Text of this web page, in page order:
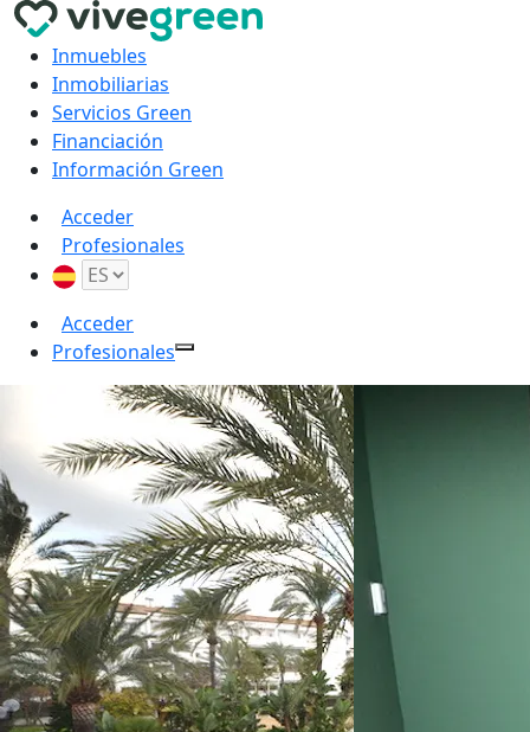
Inmuebles
Inmobiliarias
Servicios Green
Financiación
Información Green
Acceder
Profesionales
Acceder
Profesionales